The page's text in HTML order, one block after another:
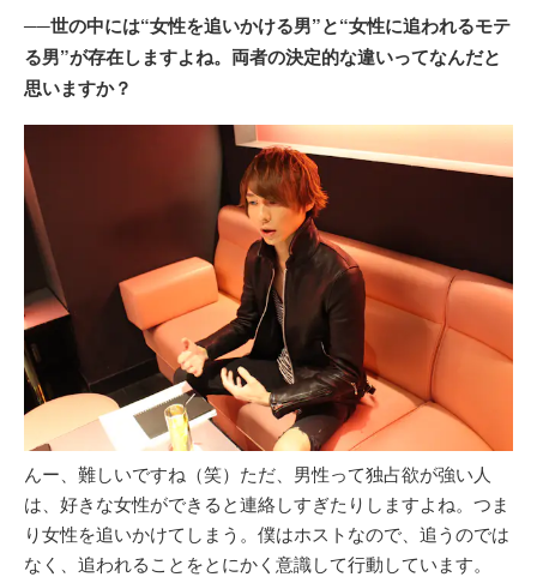
──世の中には“女性を追いかける男”と“女性に追われるモテ
る男”が存在しますよね。両者の決定的な違いってなんだと
思いますか？
んー、難しいですね（笑）ただ、男性って独占欲が強い人
は、好きな女性ができると連絡しすぎたりしますよね。つま
り女性を追いかけてしまう。僕はホストなので、追うのでは
なく、追われることをとにかく意識して行動しています。